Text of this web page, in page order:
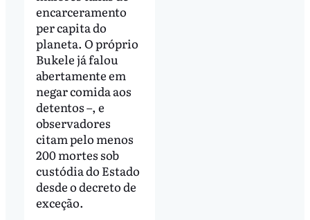
encarceramento
per capita do
planeta. O próprio
Bukele já falou
abertamente em
negar comida aos
detentos –, e
observadores
citam pelo menos
200 mortes sob
custódia do Estado
desde o decreto de
exceção.